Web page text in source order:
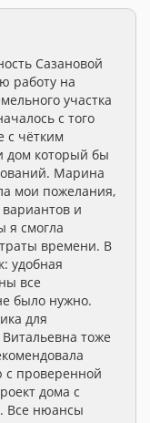
Сазановой
работу на
участка
с того
с чётким
дом который бы
Марина
мои пожелания,
и
я смогла
времени. В
удобная
все
было нужно.
для
тоже
проверенной
дома с
Все нюансы